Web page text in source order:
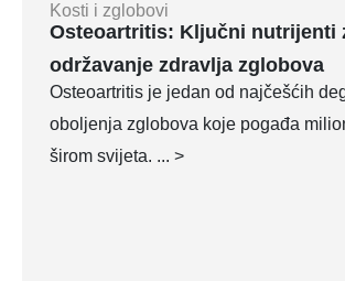
Kosti i zglobovi
Osteoartritis: Ključni nutrijenti
održavanje zdravlja zglobova
Osteoartritis je jedan od najčešćih
oboljenja zglobova koje pogađa
širom svijeta. ... >